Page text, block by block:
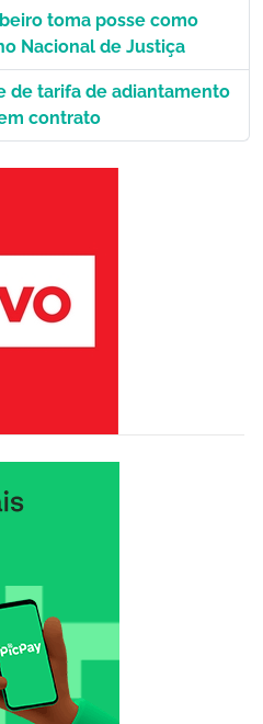
toma posse como
Nacional de Justiça
de tarifa de adiantamento
contrato